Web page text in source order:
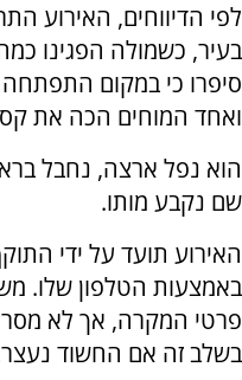
לפי הדיווחים, האירוע
בעיר, כשמולה הפגינו
סיפרו כי במקום
ואחד המוחים הכה את
הוא נפל ארצה, נחבל
שם נקבע מותו.
האירוע תועד על ידי
באמצעות הטלפון שלו.
פרטי המקרה, אך לא
בשלב זה אם החשוד